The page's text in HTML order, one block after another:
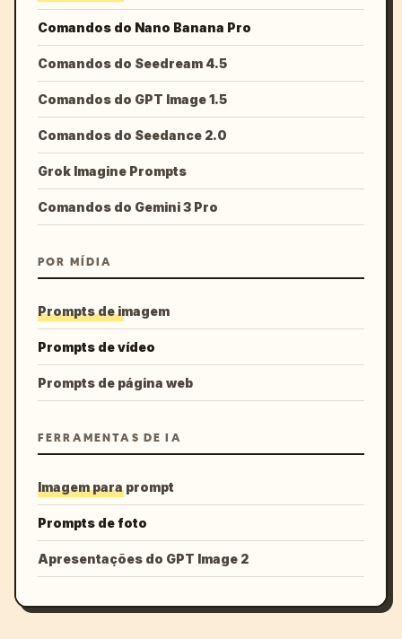
Comandos do Nano Banana Pro
Comandos do Seedream 4.5
Comandos do GPT Image 1.5
Comandos do Seedance 2.0
Grok Imagine Prompts
Comandos do Gemini 3 Pro
POR MÍDIA
Prompts de imagem
Prompts de vídeo
Prompts de página web
FERRAMENTAS DE IA
Imagem para prompt
Prompts de foto
Apresentações do GPT Image 2